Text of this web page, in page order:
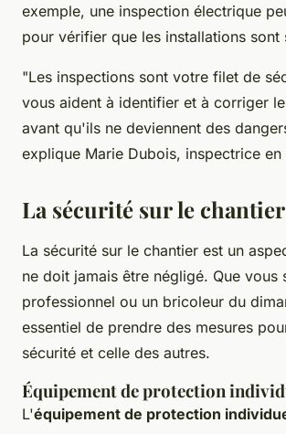
exemple, une inspection électrique
pour vérifier que les installations sont
"Les inspections sont votre filet de
vous aident à identifier et à corriger
avant qu'ils ne deviennent des
explique Marie Dubois, inspectrice en
La sécurité sur le chantier
La sécurité sur le chantier est un
ne doit jamais être négligé. Que vous
professionnel ou un bricoleur du
essentiel de prendre des mesures
sécurité et celle des autres.
Équipement de protection
L'équipement de protection